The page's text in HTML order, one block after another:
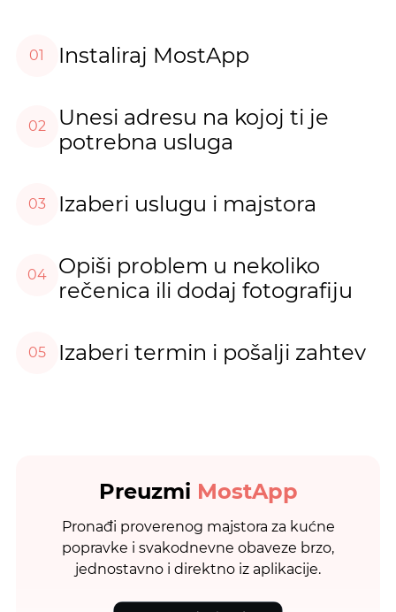
01 Instaliraj MostApp
02
Unesi adresu na kojoj ti je
potrebna usluga
03 Izaberi uslugu i majstora
04
Opiši problem u nekoliko
rečenica ili dodaj fotografiju
05 Izaberi termin i pošalji zahtev
Preuzmi MostApp
Pronađi proverenog majstora za kućne
popravke i svakodnevne obaveze brzo,
jednostavno i direktno iz aplikacije.